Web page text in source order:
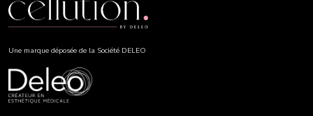
Une marque déposée de la Société DELEO